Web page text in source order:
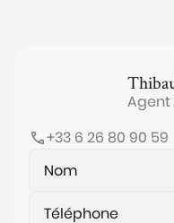
+33 6 26 80 90 59